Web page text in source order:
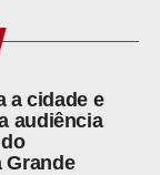
a cidade e
audiência
Grande